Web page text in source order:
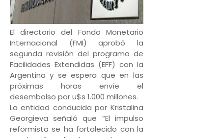
El directorio del Fondo Monetario
Internacional (FMI) aprobó la
segunda revisión del programa de
Facilidades Extendidas (EFF) con la
Argentina y se espera que en las
próximas horas envíe el
desembolso por u$s 1.000 millones.
La entidad conducida por Kristalina
Georgieva señaló que “El impulso
reformista se ha fortalecido con la